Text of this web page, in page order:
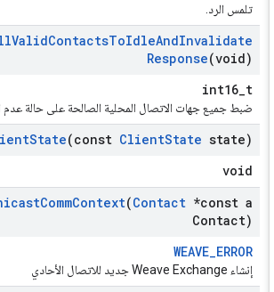
تلمس الرد.
ValidContactsToIdleAndInvalidate
Response(void)
int16_t
ضبط جميع جهات الاتصال المحلية الصالحة على حالة عدم
State(constClientState state)
void
CommContext(Contact *const a
Contact)
WEAVE_ERROR
إنشاء Weave Exchange جديد للاتصال الأحادي